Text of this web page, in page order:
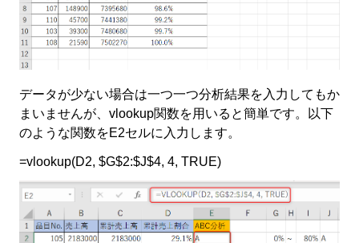
データが少ない場合は一つ一つ分析結果を入力してもか
まいませんが、 vlookup関数を用いると簡単です。以下
のような関数をE2セルに入力します。
=vlookup(D2, $G$2:$J$4, 4, TRUE)